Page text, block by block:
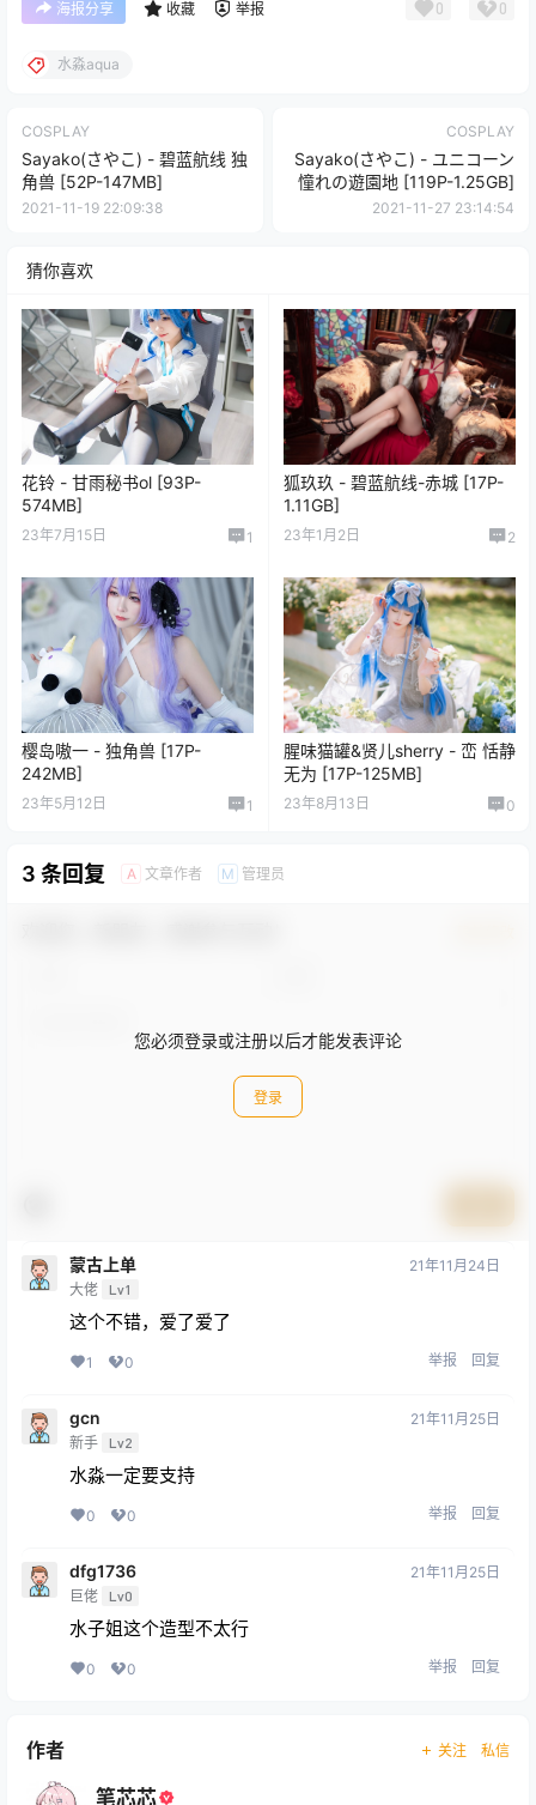
海报分享 收藏 举报 0 0
水淼aqua
COSPLAY
Sayako(さやこ) - 碧蓝航线 独
角兽 [52P-147MB]
2021-11-19 22:09:38
COSPLAY
Sayako(さやこ) - ユニコーン
憧れの遊園地 [119P-1.25GB]
2021-11-27 23:14:54
猜你喜欢
花铃 - 甘雨秘书ol [93P-
574MB]
23年7月15日 1
狐玖玖 - 碧蓝航线-赤城 [17P-
1.11GB]
23年1月2日 2
樱岛嗷一 - 独角兽 [17P-
242MB]
23年5月12日 1
腥味猫罐&贤儿sherry - 峦 恬静
无为 [17P-125MB]
23年8月13日 0
3 条回复 A 文章作者 M 管理员
您必须登录或注册以后才能发表评论
登录
蒙古上单
大佬 Lv1
21年11月24日
这个不错，爱了爱了
1 0 举报 回复
gcn
新手 Lv2
21年11月25日
水淼一定要支持
0 0 举报 回复
dfg1736
巨佬 Lv0
21年11月25日
水子姐这个造型不太行
0 0 举报 回复
作者 关注 私信
笔芯芯